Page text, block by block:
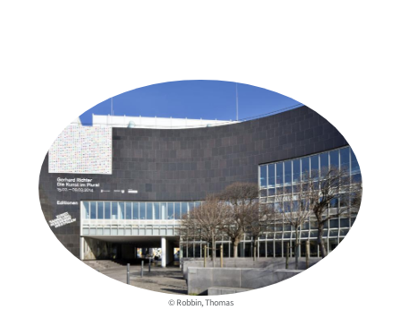
© Robbin, Thomas